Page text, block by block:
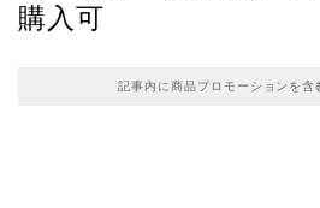
購入可
記事内に商品プロモーションを含